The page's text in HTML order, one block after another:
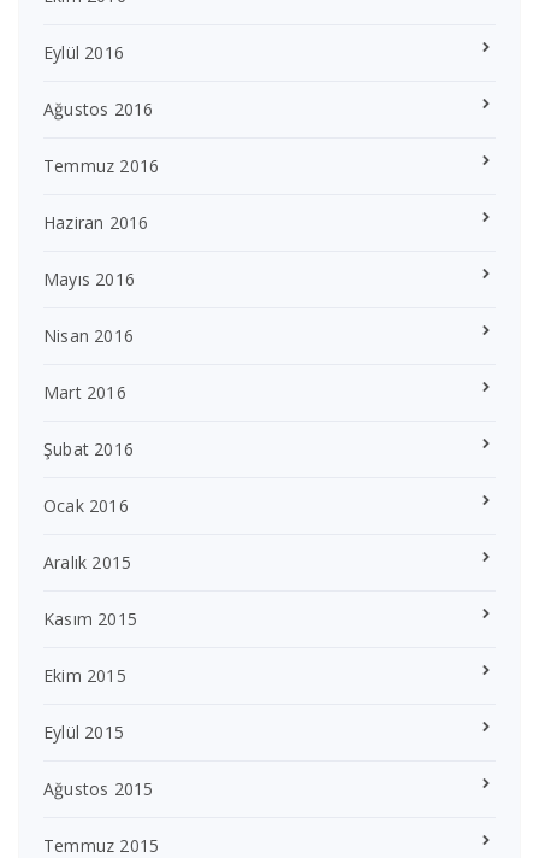
Eylül 2016
Ağustos 2016
Temmuz 2016
Haziran 2016
Mayıs 2016
Nisan 2016
Mart 2016
Şubat 2016
Ocak 2016
Aralık 2015
Kasım 2015
Ekim 2015
Eylül 2015
Ağustos 2015
Temmuz 2015